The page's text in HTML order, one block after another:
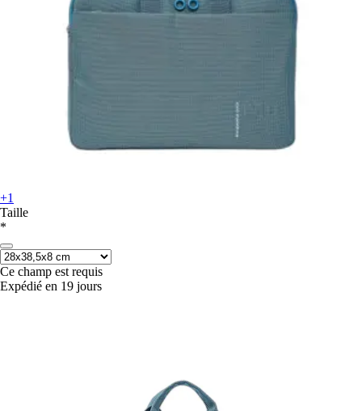
+1
Taille
*
Ce champ est requis
Expédié en 19 jours